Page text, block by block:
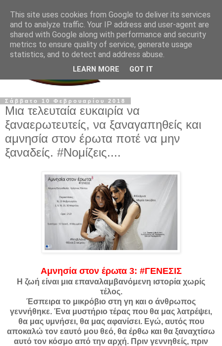
Σάββατο 10 Φεβρουαρίου 2018
Μια τελευταία ευκαιρία να
ξαναερωτευτείς, να ξαναγαπηθείς και
αμνησία στον έρωτα ποτέ να μην
ξαναδείς. #Νομίζεις....
Αμνησία στον έρωτα 3: #ΓΕΝΕΣΙΣ
Η ζωή είναι μια επαναλαμβανόμενη ιστορία χωρίς
τέλος.
Έσπειρα το μικρόβιο στη γη και ο άνθρωπος
γεννήθηκε. Ένα μυστήριο τέρας που θα μας λατρέψει,
θα μας υμνήσει, θα μας αφανίσει. Εγώ, αυτός που
αποκαλώ τον εαυτό μου θεό, θα έρθω και θα ξαναχτίσω
αυτό τον κόσμο από την αρχή. Πριν γεννηθείς, πριν
This site uses cookies from Google to deliver its services
and to analyze traffic. Your IP address and user-agent are
shared with Google along with performance and security
metrics to ensure quality of service, generate usage
statistics, and to detect and address abuse.
LEARN MORE GOT IT